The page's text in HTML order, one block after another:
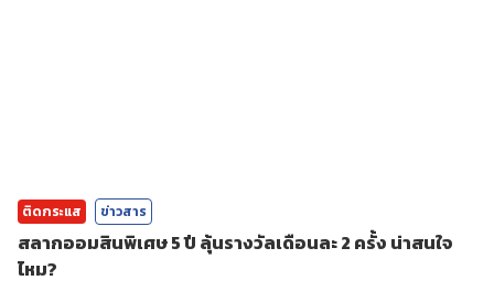
ติดกระแส ข่าวสาร
สลากออมสินพิเศษ 5 ปี ลุ้นรางวัลเดือนละ 2 ครั้ง น่าสนใจ
ไหม?